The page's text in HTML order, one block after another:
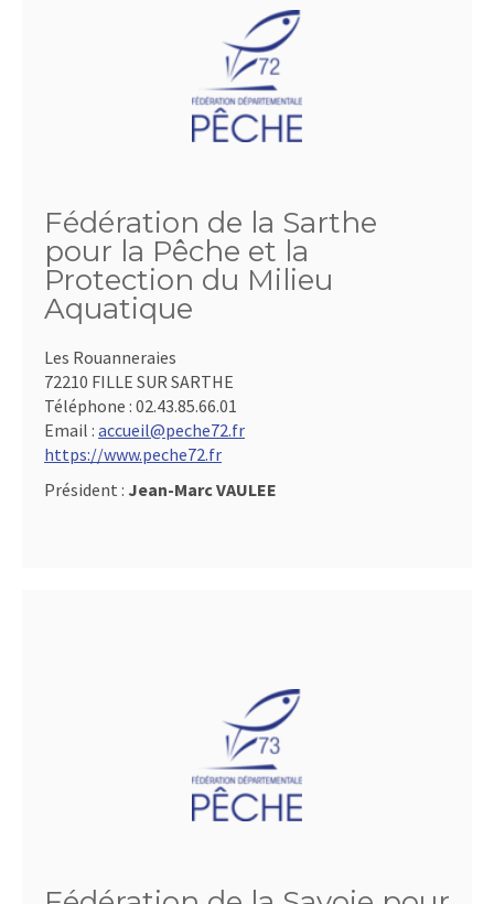
Fédération de la Sarthe
pour la Pêche et la
Protection du Milieu
Aquatique
Les Rouanneraies
72210 FILLE SUR SARTHE
Téléphone : 02.43.85.66.01
Email : accueil@peche72.fr
https://www.peche72.fr
Président : Jean-Marc VAULEE